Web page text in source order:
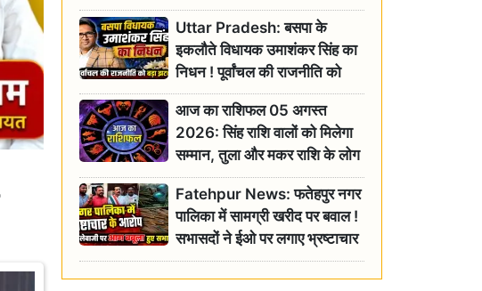
सुनवाई
Uttar Pradesh: बसपा के
इकलौते विधायक उमाशंकर सिंह का
निधन ! पूर्वांचल की राजनीति को
बड़ा झटका, योगी ने जताया दुःख
आज का राशिफल 05 अगस्त
2026: सिंह राशि वालों को मिलेगा
सम्मान, तुला और मकर राशि के लोग
रहें सतर्क
Fatehpur News: फतेहपुर नगर
पालिका में सामग्री खरीद पर बवाल !
सभासदों ने ईओ पर लगाए भ्रष्टाचार
के गंभीर आरोप